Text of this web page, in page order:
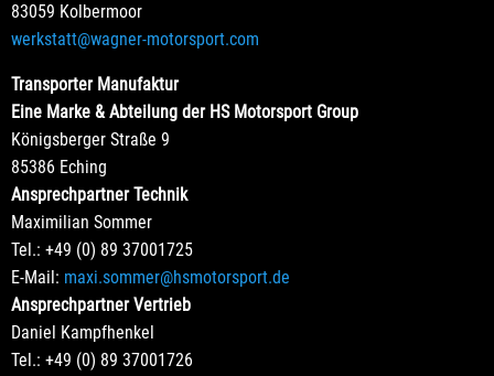
83059 Kolbermoor
werkstatt@wagner-motorsport.com
Transporter Manufaktur
Eine Marke & Abteilung der HS Motorsport Group
Königsberger Straße 9
85386 Eching
Ansprechpartner Technik
Maximilian Sommer
Tel.: +49 (0) 89 37001725
E-Mail: maxi.sommer@hsmotorsport.de
Ansprechpartner Vertrieb
Daniel Kampfhenkel
Tel.: +49 (0) 89 37001726